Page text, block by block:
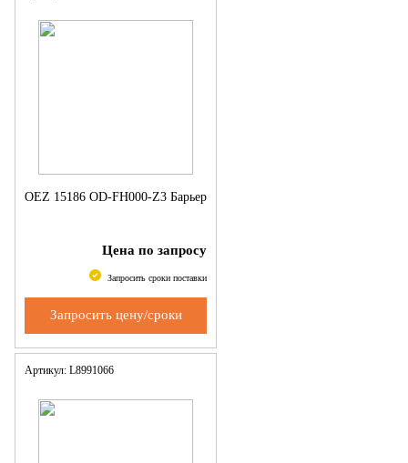
OEZ 15186 OD-FH000-Z3 Барьер
Цена по запросу
Запросить сроки поставки
Запросить цену/сроки
Артикул: L8991066